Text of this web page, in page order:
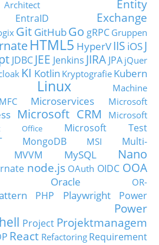
Entity
EntraID
Exchange
Git GitHubGo gRPC Gruppen
HTML5 HyperVIIS iOSJ
JDBC JEE Jenkins JIRA JPA jQuer
KI Kotlin Kryptografie Kubern
Linux
Machine
MFC Microservices
Microsoft
Microsoft CRM
Microsoft
Office
Microsoft Test
MongoDB MSI
Multi-
MVVM MySQL
Nano
node.js OAuth OIDC OOA
Oracle
OR-
PHP Playwright
Power
Power
Project Projektmanagem
React Refactoring Requirement